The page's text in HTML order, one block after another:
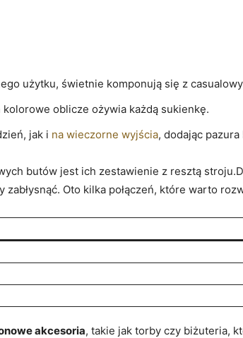
użytku, świetnie komponują się z
kolorowe ⁣oblicze ⁢ożywia ⁤każdą ​sukienkę.
jak i na⁣ wieczorne wyjścia, dodając
butów jest⁤ ich zestawienie z resztą
Oto ⁤kilka połączeń, które‌ warto
‌akcesoria, takie ​jak torby czy biżuteria,